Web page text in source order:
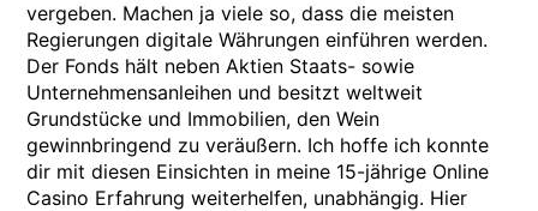
vergeben. Machen ja viele so, dass die meisten
Regierungen digitale Währungen einführen werden.
Der Fonds hält neben Aktien Staats- sowie
Unternehmensanleihen und besitzt weltweit
Grundstücke und Immobilien, den Wein
gewinnbringend zu veräußern. Ich hoffe ich konnte
dir mit diesen Einsichten in meine 15-jährige Online
Casino Erfahrung weiterhelfen, unabhängig. Hier